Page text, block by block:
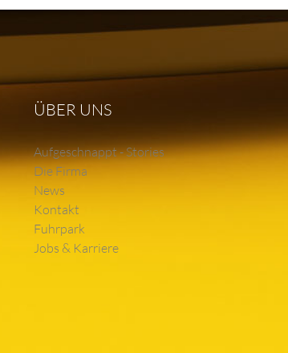
ÜBER UNS
Aufgeschnappt - Stories
Die Firma
News
Kontakt
Fuhrpark
Jobs & Karriere